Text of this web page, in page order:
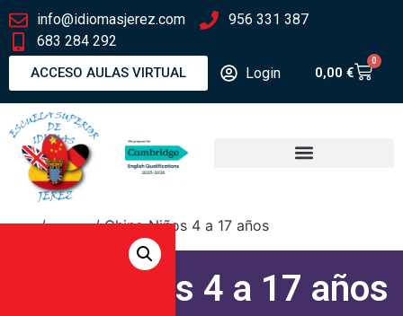
info@idiomasjerez.com
956 331 387
683 284 292
ACCESO AULAS VIRTUAL Login 0,00 €
0
Inicio/Chino/ Chino Niños 4 a 17 años
Chino Niños 4 a 17 años